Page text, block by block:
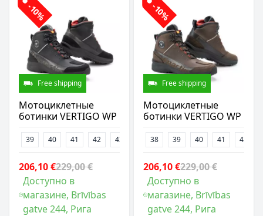
-10%
Free shipping
Мотоциклетные
ботинки VERTIGO WP
39 40 41 42 43
206,10 €229,00 €
Доступно в
магазине, Brīvības
gatve 244, Рига
-10%
Free shipping
Мотоциклетные
ботинки VERTIGO WP
38 39 40 41 42
206,10 €229,00 €
Доступно в
магазине, Brīvības
gatve 244, Рига